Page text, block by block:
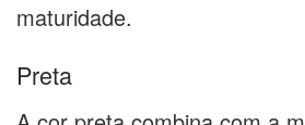
maturidade.
Preta